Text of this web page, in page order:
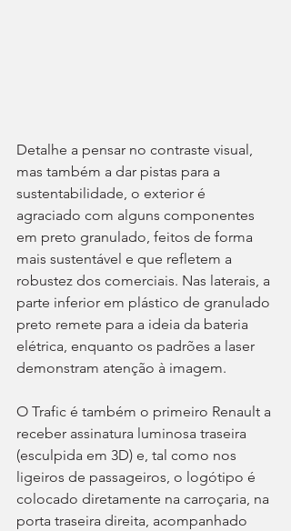
Detalhe a pensar no contraste visual,
mas também a dar pistas para a
sustentabilidade, o exterior é
agraciado com alguns componentes
em preto granulado, feitos de forma
mais sustentável e que refletem a
robustez dos comerciais. Nas laterais, a
parte inferior em plástico de granulado
preto remete para a ideia da bateria
elétrica, enquanto os padrões a laser
demonstram atenção à imagem.
O Trafic é também o primeiro Renault a
receber assinatura luminosa traseira
(esculpida em 3D) e, tal como nos
ligeiros de passageiros, o logótipo é
colocado diretamente na carroçaria, na
porta traseira direita, acompanhado